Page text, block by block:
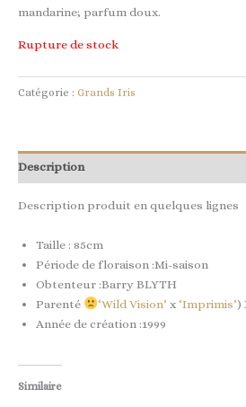
mandarine; parfum doux.
Rupture de stock
Catégorie : Grands Iris
Description
Description produit en quelques lignes
Taille : 85cm
Période de floraison :Mi-saison
Obtenteur :Barry BLYTH
Parenté
‘Wild Vision’ x ‘Imprimis’)
Année de création :1999
Similaire